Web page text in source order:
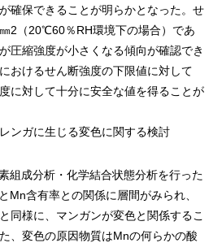
確保できることが明らかとなった。せ
2（20℃60％RH環境下の場合）であ
圧縮強度が小さくなる傾向が確認でき
おけるせん断強度の下限値に対して
に対して十分に安全な値を得ることが
ンガに生じる変色に関する検討
組成分析・化学結合状態分析を行った
Mn含有率との関係に層間がみられ、
同様に、マンガンが変色と関係するこ
、変色の原因物質はMnの何らかの酸